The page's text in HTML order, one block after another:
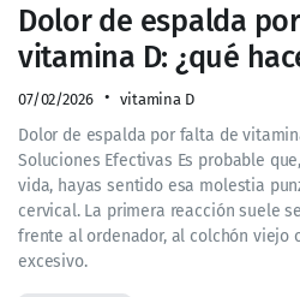
Dolor de espalda
vitamina D: ¿qué
07/02/2026 vitamina D
Dolor de espalda por falta de
Soluciones Efectivas Es probable
vida, hayas sentido esa molestia
cervical. La primera reacción suele
frente al ordenador, al colchón viejo
excesivo.